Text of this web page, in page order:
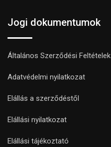
Jogi dokumentumok
Általános Szerződési Feltételek
Adatvédelmi nyilatkozat
Elállás a szerződéstől
Elállási nyilatkozat
Elállási tájékoztató